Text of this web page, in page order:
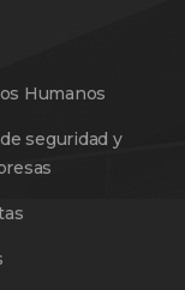
Humanos
seguridad y